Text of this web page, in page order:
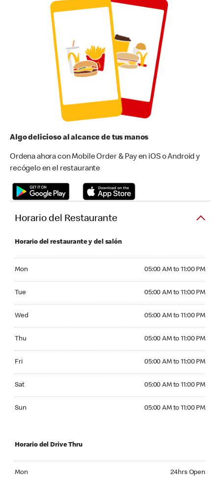
Algo delicioso al alcance de tus manos
Ordena ahora con Mobile Order & Pay en iOS o Android y
recógelo en el restaurante
Horario del Restaurante
Horario del restaurante y del salón
Mon 05:00 AM to 11:00 PM
Tue 05:00 AM to 11:00 PM
Wed 05:00 AM to 11:00 PM
Thu 05:00 AM to 11:00 PM
Fri 05:00 AM to 11:00 PM
Sat 05:00 AM to 11:00 PM
Sun 05:00 AM to 11:00 PM
Horario del Drive Thru
Mon 24hrs Open